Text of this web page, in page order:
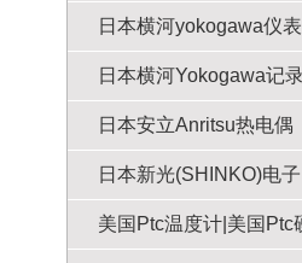
日本横河yokogawa仪表
日本安立Anritsu热电偶